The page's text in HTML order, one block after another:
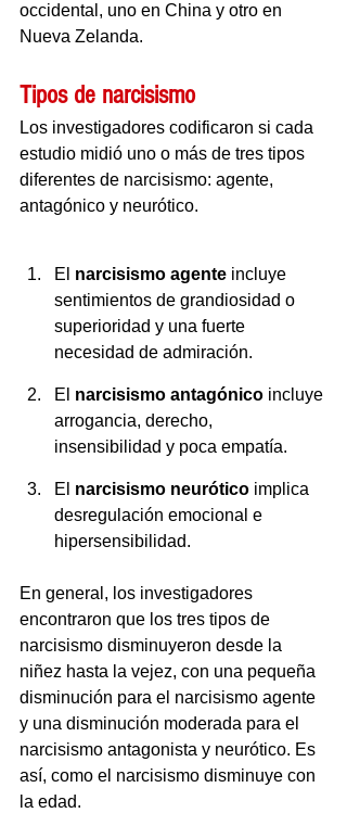
occidental, uno en China y otro en
Nueva Zelanda.
Tipos de narcisismo
Los investigadores codificaron si cada
estudio midió uno o más de tres tipos
diferentes de narcisismo: agente,
antagónico y neurótico.
El narcisismo agente incluye
sentimientos de grandiosidad o
superioridad y una fuerte
necesidad de admiración.
El narcisismo antagónico incluye
arrogancia, derecho,
insensibilidad y poca empatía.
El narcisismo neurótico implica
desregulación emocional e
hipersensibilidad.
En general, los investigadores
encontraron que los tres tipos de
narcisismo disminuyeron desde la
niñez hasta la vejez, con una pequeña
disminución para el narcisismo agente
y una disminución moderada para el
narcisismo antagonista y neurótico. Es
así, como el narcisismo disminuye con
la edad.